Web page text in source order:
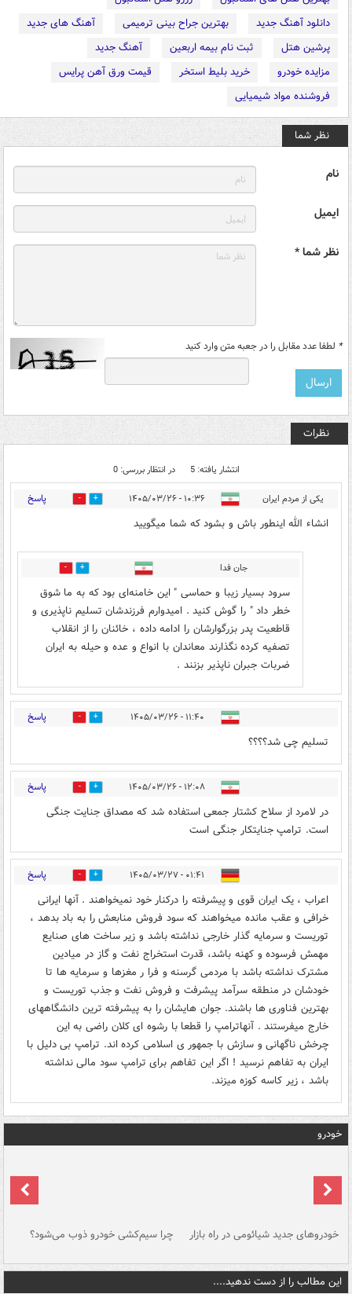
دانلود آهنگ جدید
بهترین جراح بینی ترمیمی
آهنگ های جدید
پرشین هتل
ثبت نام بیمه اربعین
آهنگ جدید
مزایده خودرو
خرید بلیط استخر
قیمت ورق آهن پرایس
فروشنده مواد شیمیایی
نظر شما
نام
ایمیل
نظر شما *
* لطفا عدد مقابل را در جعبه متن وارد کنید
نظرات
انتشار یافته: 5 در انتظار بررسی: 0
یکی از مردم ایران ۱۰:۳۶ - ۱۴۰۵/۰۳/۲۶ 4 پاسخ
انشاء الله اینطور باش و بشود که شما میگویید
جان فدا 1
سرود بسیار زیبا و حماسی " این خامنه‌ای بود که به ما شوق
خطر داد " را گوش کنید . امیدوارم فرزندشان تسلیم ناپذیری و
قاطعیت پدر بزرگوارشان را ادامه داده ، خائنان را از انقلاب
تصفیه کرده نگذارند معاندان با انواع و عده و حیله به ایران
ضربات جبران ناپذیر بزنند .
۱۱:۴۰ - ۱۴۰۵/۰۳/۲۶ 9 پاسخ
تسلیم چی شد؟؟؟؟
۱۲:۰۸ - ۱۴۰۵/۰۳/۲۶ 8 پاسخ
در لامرد از سلاح کشتار جمعی استفاده شد که مصداق جنایت جنگی
است. ترامپ جنایتکار جنگی است
۰۱:۴۱ - ۱۴۰۵/۰۳/۲۷ 0 پاسخ
اعراب ، یک ایران قوی و پیشرفته را درکنار خود نمیخواهند . آنها ایرانی
خرافی و عقب مانده میخواهند که سود فروش منابعش را به باد بدهد ،
توریست و سرمایه گذار خارجی نداشته باشد و زیر ساخت های صنایع
مهمش فرسوده و کهنه باشد، قدرت استخراج نفت و گاز در میادین
مشترک نداشته باشد با مردمی گرسنه و فرا ر مغزها و سرمایه ها تا
خودشان در منطقه سرآمد پیشرفت و فروش نفت و جذب توریست و
بهترین فناوری ها باشند. جوان هایشان را به پیشرفته ترین دانشگاههای
خارج میفرستند . آنهاترامپ را قطعا با رشوه ای کلان راضی به این
چرخش ناگهانی و سازش با جمهور ی اسلامی کرده اند. ترامپ بی دلیل با
ایران به تفاهم نرسید ! اگر این تفاهم برای ترامپ سود مالی نداشته
باشد ، زیر کاسه کوزه میزند.
خودرو
خودروهای جدید شیائومی در راه بازار چرا سیم‌کشی خودرو ذوب می‌شود؟
این مطالب را از دست ندهید....